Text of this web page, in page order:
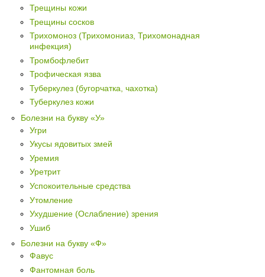
Трещины кожи
Трещины сосков
Трихомоноз (Трихомониаз, Трихомонадная
инфекция)
Тромбофлебит
Трофическая язва
Туберкулез (бугорчатка, чахотка)
Туберкулез кожи
Болезни на букву «У»
Угри
Укусы ядовитых змей
Уремия
Уретрит
Успокоительные средства
Утомление
Ухудшение (Ослабление) зрения
Ушиб
Болезни на букву «Ф»
Фавус
Фантомная боль